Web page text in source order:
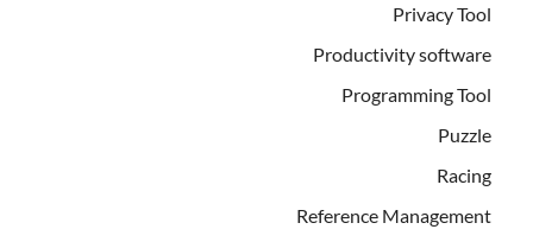
Privacy Tool
Productivity software
Programming Tool
Puzzle
Racing
Reference Management